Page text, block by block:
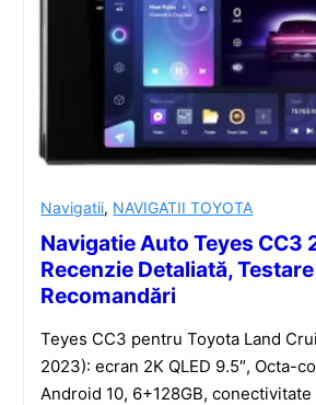
Navigatii, NAVIGATII TOYOTA
Navigatie Auto Teyes CC3
Recenzie Detaliată, Testare
Recomandări
Teyes CC3 pentru Toyota Land
2023): ecran 2K QLED 9.5″, Octa-
Android 10, 6+128GB,